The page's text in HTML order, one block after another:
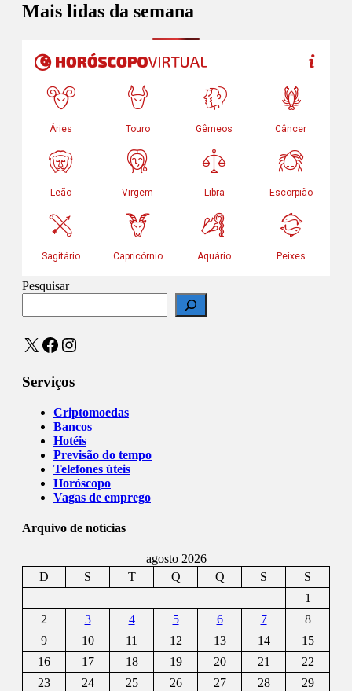
Mais lidas da semana
Pesquisar
X Facebook
Instagram
Serviços
Criptomoedas
Bancos
Hotéis
Previsão do tempo
Telefones úteis
Horóscopo
Vagas de emprego
Arquivo de notícias
agosto 2026
D
S T Q Q S
S
1
2
3 4 5 6 7
8
9
10 11 12 13 14
15
16
17 18 19 20 21
22
23
24 25 26 27 28
29